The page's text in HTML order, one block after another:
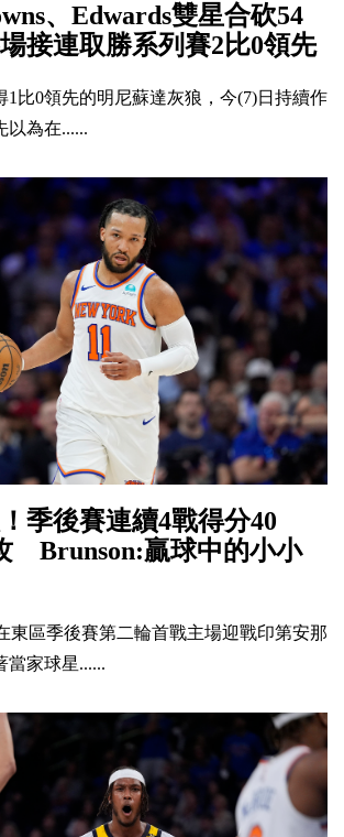
、Edwards雙星合砍54
接連取勝系列賽2比0領先
1比0領先的明尼蘇達灰狼，今(7)日持續作
以為在......
季後賽連續4戰得分40
Brunson:贏球中的小小
東區季後賽第二輪首戰主場迎戰印第安那
當家球星......